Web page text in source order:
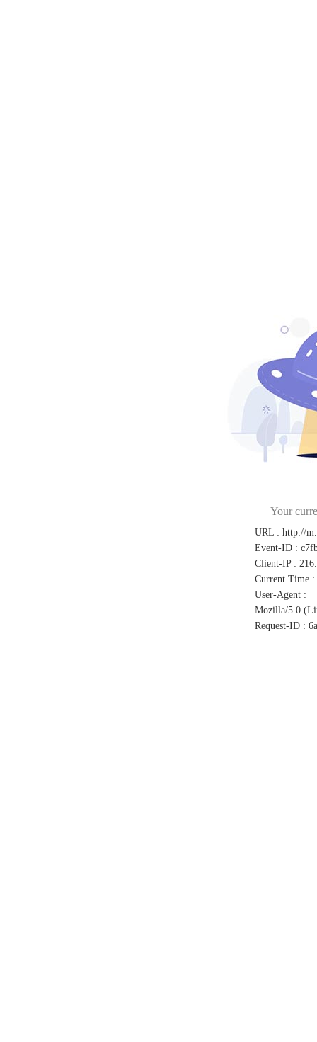
Your
URL : http://
Event-ID :
Client-IP :
Current Time :
User-Agent :
Mozilla/5.0
Request-ID :